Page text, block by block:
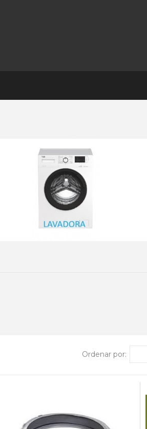
Ordenar por: